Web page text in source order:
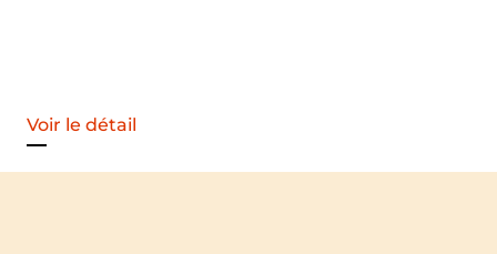
le détail